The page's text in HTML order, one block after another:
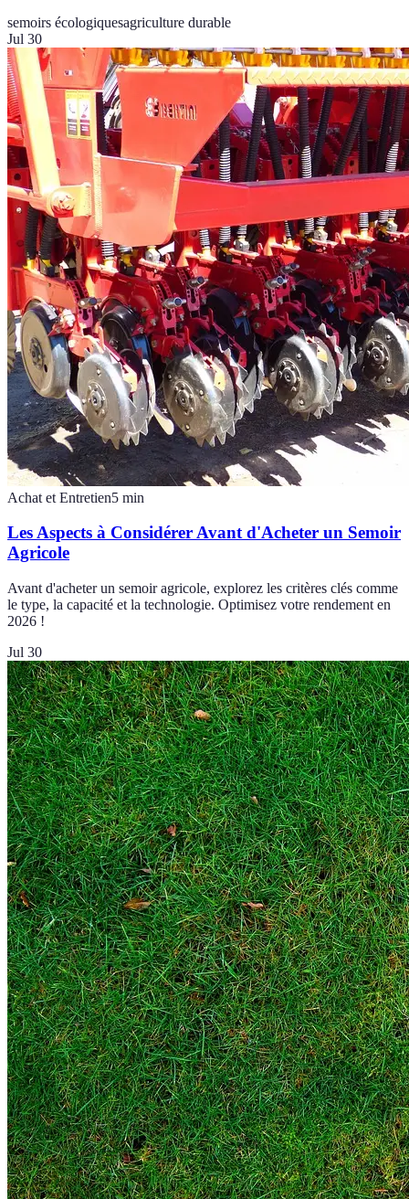
semoirs écologiquesagriculture durable
Jul 30
Achat et Entretien5 min
Les Aspects à Considérer Avant d'Acheter un Semoir
Agricole
Avant d'acheter un semoir agricole, explorez les critères clés comme
le type, la capacité et la technologie. Optimisez votre rendement en
2026 !
Jul 30